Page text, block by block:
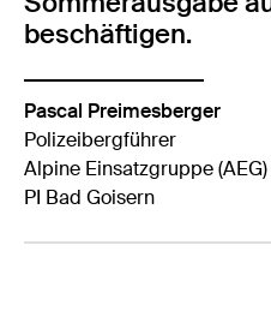
beschäftigen.
Pascal Preimesberger
Polizeibergführer
Alpine Einsatzgruppe
PI Bad Goisern